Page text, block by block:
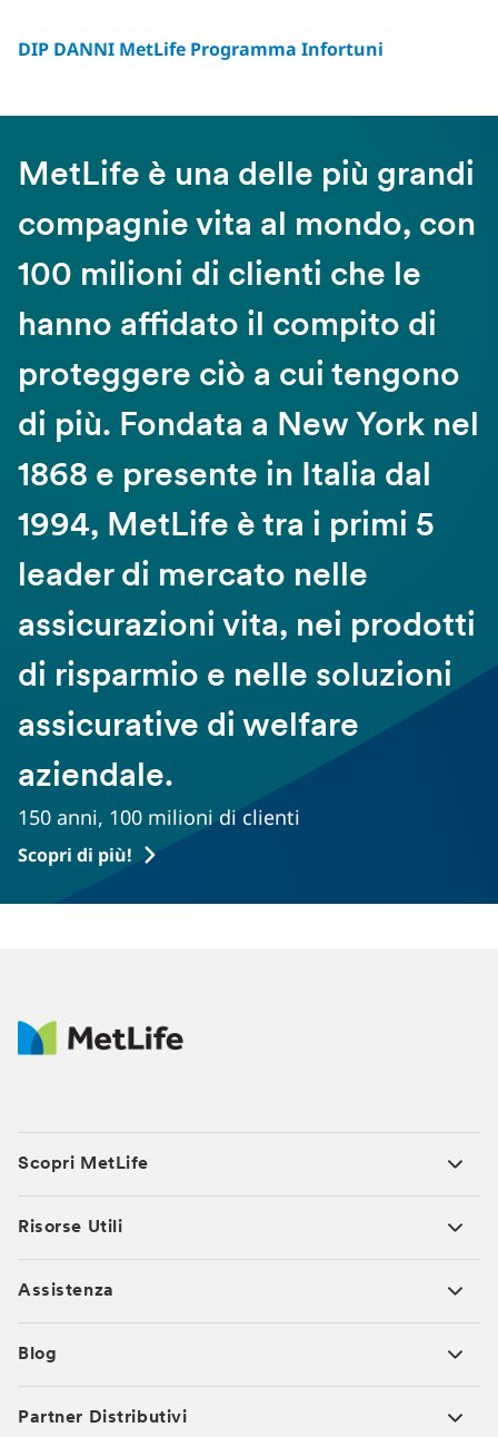
DIP DANNI MetLife Programma Infortuni
MetLife è una delle più grandi
compagnie vita al mondo, con
100 milioni di clienti che le
hanno affidato il compito di
proteggere ciò a cui tengono
di più. Fondata a New York nel
1868 e presente in Italia dal
1994, MetLife è tra i primi 5
leader di mercato nelle
assicurazioni vita, nei prodotti
di risparmio e nelle soluzioni
assicurative di welfare
aziendale.
150 anni, 100 milioni di clienti
Scopri di più!
Scopri MetLife
Risorse Utili
Assistenza
Blog
Partner Distributivi